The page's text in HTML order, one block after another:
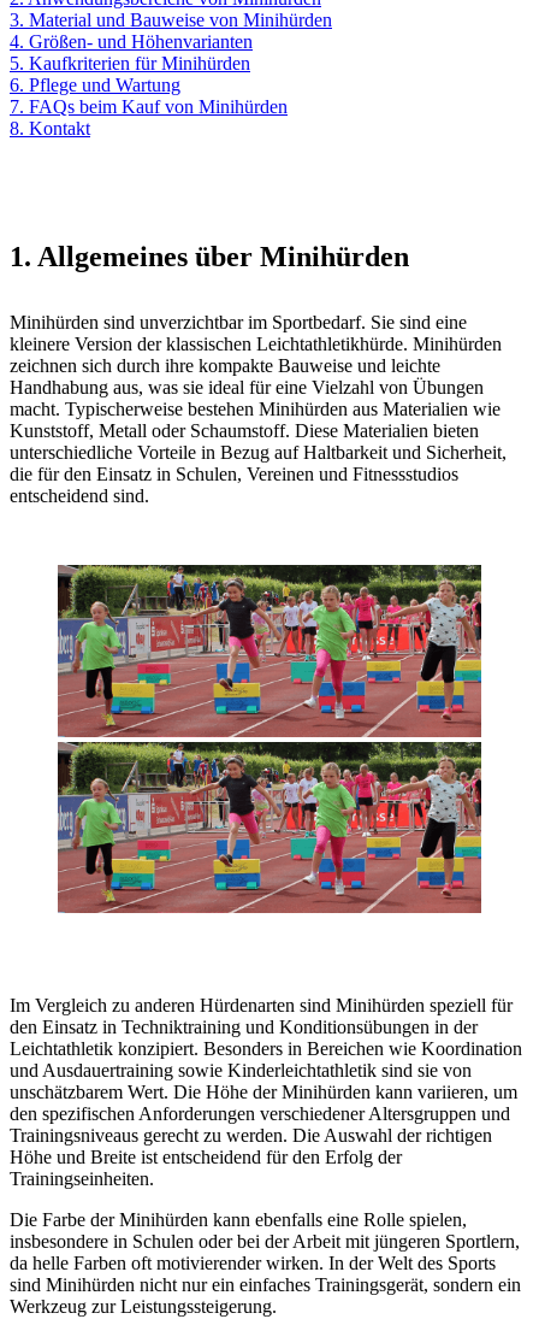
3. Material und Bauweise von Minihürden
4. Größen- und Höhenvarianten
5. Kaufkriterien für Minihürden
6. Pflege und Wartung
7. FAQs beim Kauf von Minihürden
8. Kontakt
1. Allgemeines über Minihürden
Minihürden sind unverzichtbar im Sportbedarf. Sie sind eine
kleinere Version der klassischen Leichtathletikhürde. Minihürden
zeichnen sich durch ihre kompakte Bauweise und leichte
Handhabung aus, was sie ideal für eine Vielzahl von Übungen
macht. Typischerweise bestehen Minihürden aus Materialien wie
Kunststoff, Metall oder Schaumstoff. Diese Materialien bieten
unterschiedliche Vorteile in Bezug auf Haltbarkeit und Sicherheit,
die für den Einsatz in Schulen, Vereinen und Fitnessstudios
entscheidend sind.
Im Vergleich zu anderen Hürdenarten sind Minihürden speziell für
den Einsatz in Techniktraining und Konditionsübungen in der
Leichtathletik konzipiert. Besonders in Bereichen wie Koordination
und Ausdauertraining sowie Kinderleichtathletik sind sie von
unschätzbarem Wert. Die Höhe der Minihürden kann variieren, um
den spezifischen Anforderungen verschiedener Altersgruppen und
Trainingsniveaus gerecht zu werden. Die Auswahl der richtigen
Höhe und Breite ist entscheidend für den Erfolg der
Trainingseinheiten.
Die Farbe der Minihürden kann ebenfalls eine Rolle spielen,
insbesondere in Schulen oder bei der Arbeit mit jüngeren Sportlern,
da helle Farben oft motivierender wirken. In der Welt des Sports
sind Minihürden nicht nur ein einfaches Trainingsgerät, sondern ein
Werkzeug zur Leistungssteigerung.